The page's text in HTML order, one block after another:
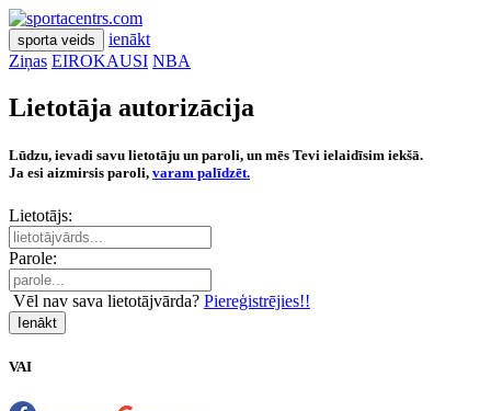
sporta veids
ienākt
Ziņas EIROKAUSI NBA
Lietotāja autorizācija
Lūdzu, ievadi savu lietotāju un paroli, un mēs Tevi ielaidīsim iekšā.
Ja esi aizmirsis paroli, varam palīdzēt.
Lietotājs:
Parole:
Vēl nav sava lietotājvārda? Piereģistrējies!!
Ienākt
VAI